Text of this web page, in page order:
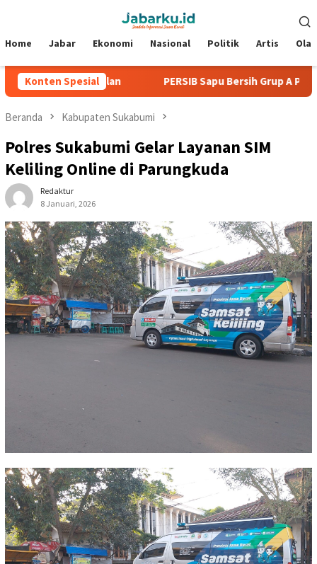
Mobile
Home Jabar Ekonomi Nasional Politik Artis
Konten Spesial
Kebobolan PERSIB Sapu Bersih Grup A Piala
Beranda Kabupaten Sukabumi
Polres Sukabumi Gelar Layanan SIM
Keliling Online di Parungkuda
Redaktur
8 Januari, 2026